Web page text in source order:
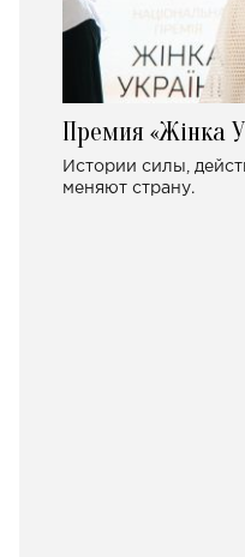
Премия «Жінка
Истории силы,
меняют страну.